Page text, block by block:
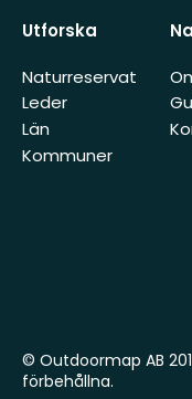
Utforska
Naturreservat
Leder
Län
Kommuner
© Outdoormap AB
förbehållna.